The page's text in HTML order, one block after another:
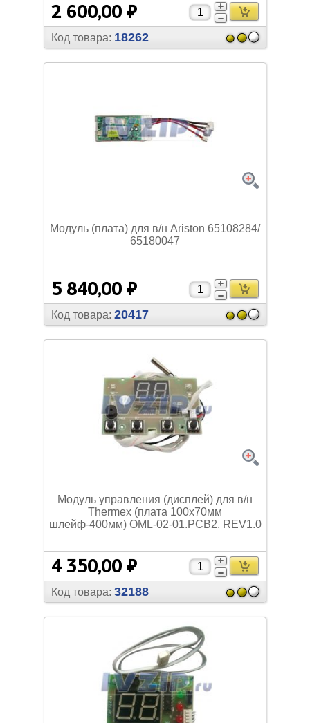
2 600,00 ₽
Код товара: 18262
Модуль (плата) для в/н Ariston 65108284/
65180047
5 840,00 ₽
Код товара: 20417
Модуль управления (дисплей) для в/н
Thermex (плата 100х70мм
шлейф-400мм) OML-02-01.PCB2, REV1.0
4 350,00 ₽
Код товара: 32188